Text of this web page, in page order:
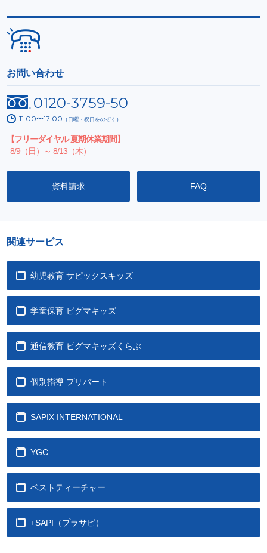
お問い合わせ
0120-3759-50
11:00〜17:00 （日曜・祝日をのぞく）
【フリーダイヤル 夏期休業期間】
8/9（日）～ 8/13（木）
資料請求 FAQ
関連サービス
幼児教育 サピックスキッズ
学童保育 ピグマキッズ
通信教育 ピグマキッズくらぶ
個別指導 プリバート
SAPIX INTERNATIONAL
YGC
ベストティーチャー
+SAPI（プラサピ）